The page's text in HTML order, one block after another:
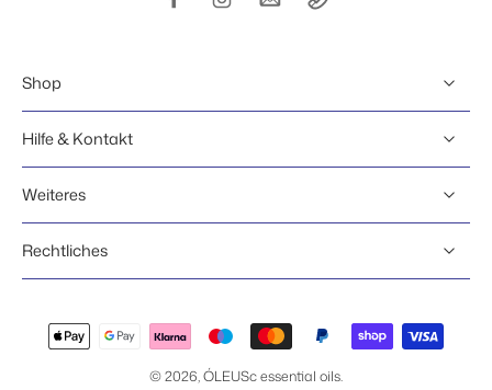
Shop
Hilfe & Kontakt
Weiteres
Rechtliches
© 2026,ÓLEUSc essential oils.